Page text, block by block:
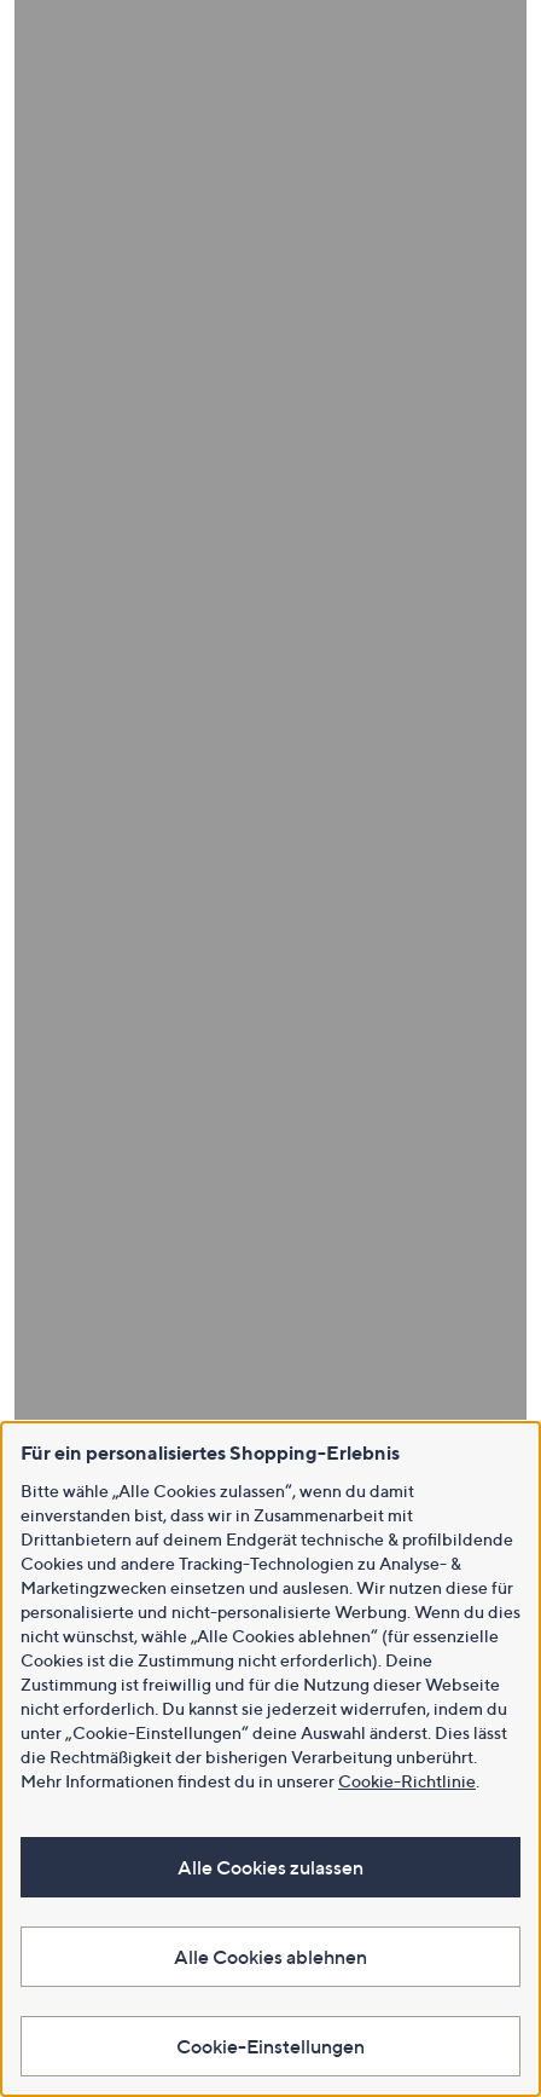
Für ein personalisiertes Shopping-Erlebnis
Bitte wähle „Alle Cookies zulassen“, wenn du damit
einverstanden bist, dass wir in Zusammenarbeit mit
Drittanbietern auf deinem Endgerät technische & profilbildende
Cookies und andere Tracking-Technologien zu Analyse- &
Marketingzwecken einsetzen und auslesen. Wir nutzen diese für
personalisierte und nicht-personalisierte Werbung. Wenn du dies
nicht wünschst, wähle „Alle Cookies ablehnen“ (für essenzielle
Cookies ist die Zustimmung nicht erforderlich). Deine
Zustimmung ist freiwillig und für die Nutzung dieser Webseite
nicht erforderlich. Du kannst sie jederzeit widerrufen, indem du
unter „Cookie-Einstellungen“ deine Auswahl änderst. Dies lässt
die Rechtmäßigkeit der bisherigen Verarbeitung unberührt.
Mehr Informationen findest du in unsererCookie-Richtlinie
Alle Cookies zulassen
Alle Cookies ablehnen
Cookie-Einstellungen